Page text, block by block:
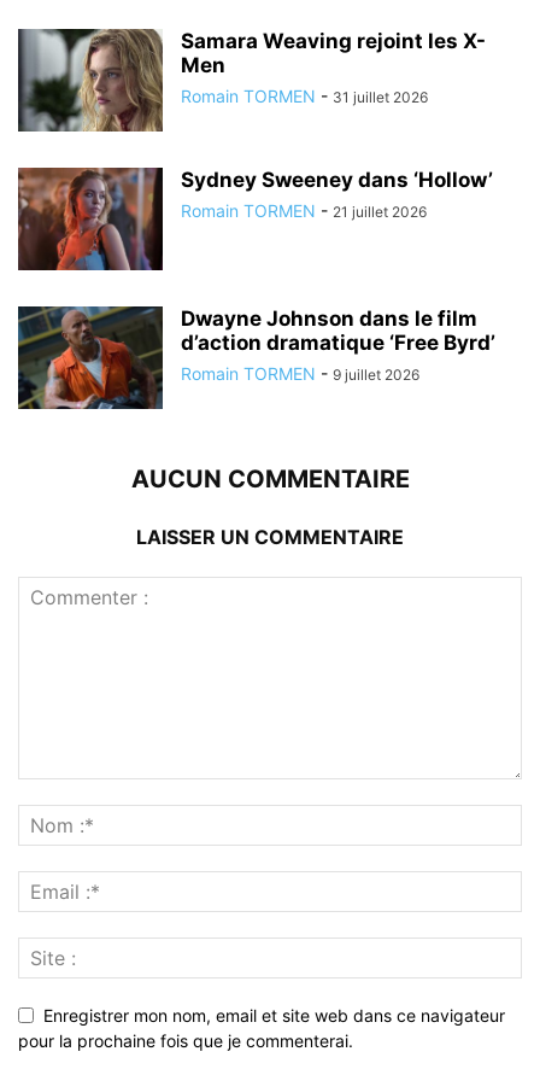
Samara Weaving rejoint les X-
Men
Romain TORMEN - 31 juillet 2026
Sydney Sweeney dans ‘Hollow’
Romain TORMEN - 21 juillet 2026
Dwayne Johnson dans le film
d’action dramatique ‘Free Byrd’
Romain TORMEN - 9 juillet 2026
AUCUN COMMENTAIRE
LAISSER UN COMMENTAIRE
Enregistrer mon nom, email et site web dans ce navigateur
pour la prochaine fois que je commenterai.